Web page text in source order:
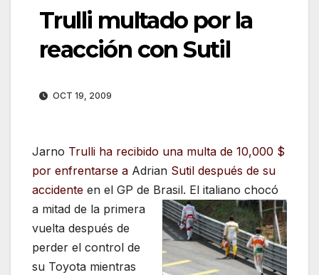
Trulli multado por la
reacción con Sutil
OCT 19, 2009
Jarno Trulli ha recibido una multa de 10,000 $
por enfrentarse a Adrian Sutil después de su
accidente en el GP de Brasil. El italiano chocó
a mitad de la primera
vuelta después de
perder el control de
su Toyota mientras